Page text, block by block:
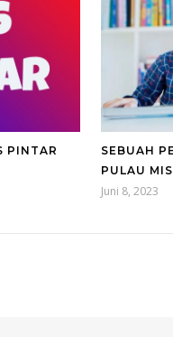
PINTAR
SEBUAH
PULAU
Juni 8, 2023